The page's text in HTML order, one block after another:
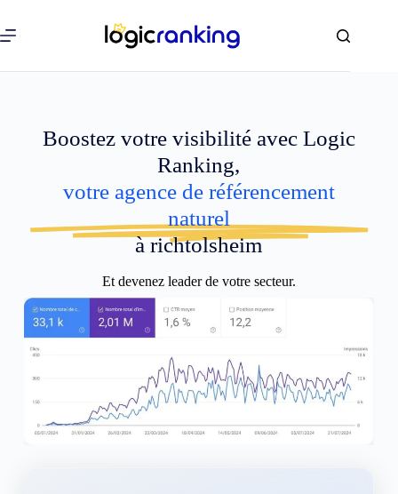
Boostez votre visibilité avec Logic
Ranking,
votre agence de référencement
naturel
à richtolsheim
Et devenez leader de votre secteur.